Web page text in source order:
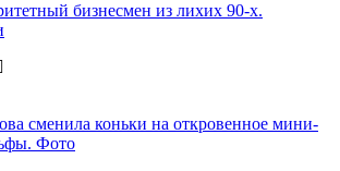
бизнесмен из лихих 90-х.
сменила коньки на откровенное мини-
Фото